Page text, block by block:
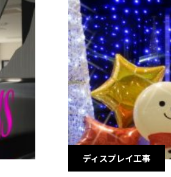
ディスプレイ工事